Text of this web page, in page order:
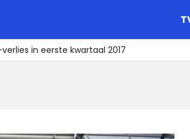
in eerste kwartaal 2017